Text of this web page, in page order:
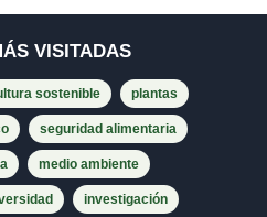
VISITADAS
sostenible plantas
seguridad alimentaria
medio ambiente
investigación